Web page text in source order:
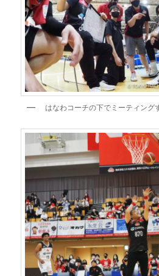
はなわコーチの下でミーティング